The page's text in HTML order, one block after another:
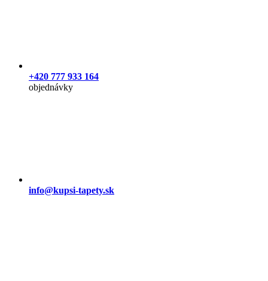
+420 777 933 164
objednávky
info@kupsi-tapety.sk